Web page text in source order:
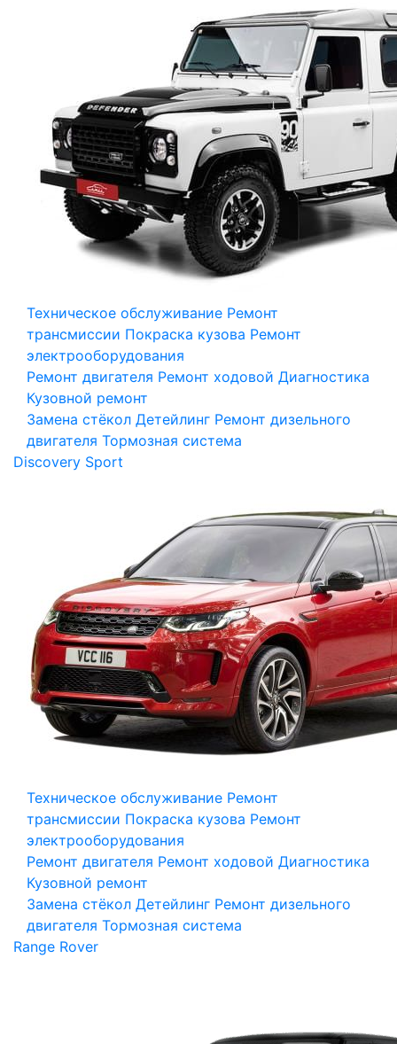
Техническое обслуживание Ремонт
трансмиссии Покраска кузова Ремонт
электрооборудования
Ремонт двигателя Ремонт ходовой Диагностика
Кузовной ремонт
Замена стёкол Детейлинг Ремонт дизельного
двигателя Тормозная система
Discovery Sport
Техническое обслуживание Ремонт
трансмиссии Покраска кузова Ремонт
электрооборудования
Ремонт двигателя Ремонт ходовой Диагностика
Кузовной ремонт
Замена стёкол Детейлинг Ремонт дизельного
двигателя Тормозная система
Range Rover